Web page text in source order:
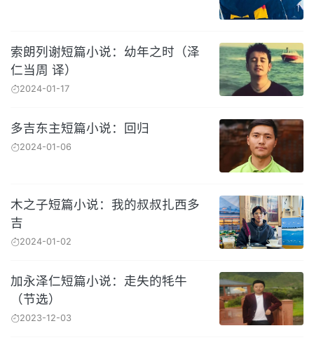
索朗列谢短篇小说：幼年之时（泽
仁当周 译）
2024-01-17
多吉东主短篇小说：回归
2024-01-06
木之子短篇小说：我的叔叔扎西多
吉
2024-01-02
加永泽仁短篇小说：走失的牦牛
（节选）
2023-12-03